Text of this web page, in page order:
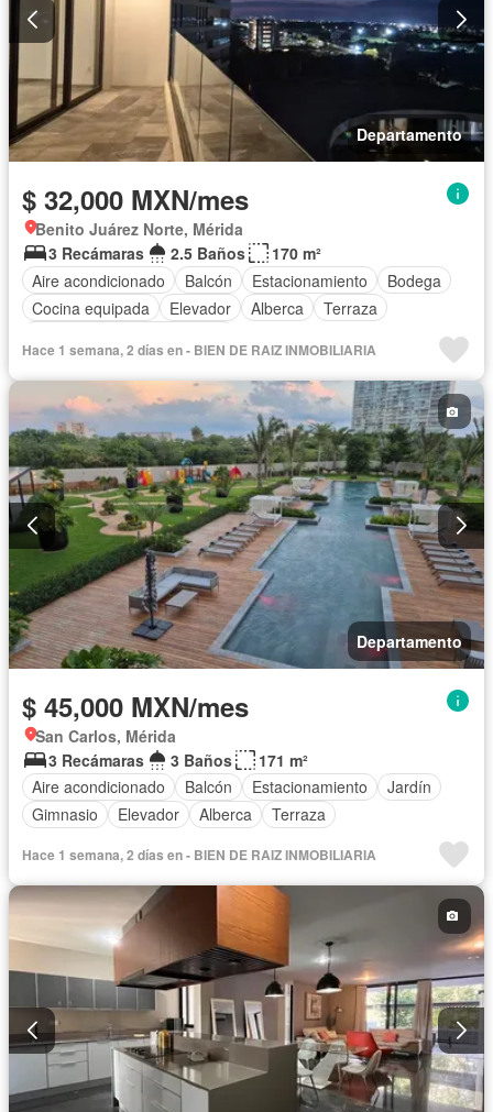
Departamento
$ 32,000 MXN/mes
Benito Juárez Norte, Mérida
3 Recámaras
2.5 Baños
170 m²
Aire acondicionado
Balcón Estacionamiento
Bodega
Cocina equipada
Elevador Alberca
Terraza
Hace 1 semana, 2 días en - BIEN DE RAIZ INMOBILIARIA
Departamento
$ 45,000 MXN/mes
San Carlos, Mérida
3 Recámaras
3 Baños
171 m²
Aire acondicionado
Balcón Estacionamiento
Jardín
Gimnasio
Elevador Alberca Terraza
Hace 1 semana, 2 días en - BIEN DE RAIZ INMOBILIARIA